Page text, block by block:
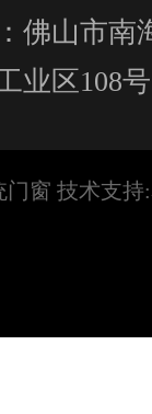
佛山市南
业区108号
门窗 技术支持: